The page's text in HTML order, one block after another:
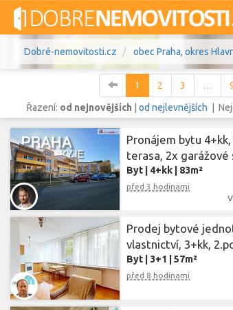
Dobré-nemovitosti.cz obec Praha, okres
Byty Domy
Lokalita obec Praha
Lokalita
Cena
1 2 3 …
Řazení: od nejnovějších od nejlevnějších |
Pronájem bytu 4+kk,
terasa, 2x garážové
Byt 4+kk 83m²
před 3 hodinami
Prodej bytové
vlastnictví, 3+kk,
Byt 3+1 |57m²
před 8 hodinami